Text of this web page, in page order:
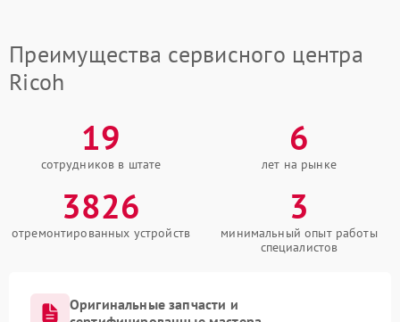
Преимущества сервисного центра
Ricoh
19
сотрудников в штате
6
лет на рынке
3826
отремонтированных устройств
3
минимальный опыт работы
специалистов
Оригинальные запчасти и